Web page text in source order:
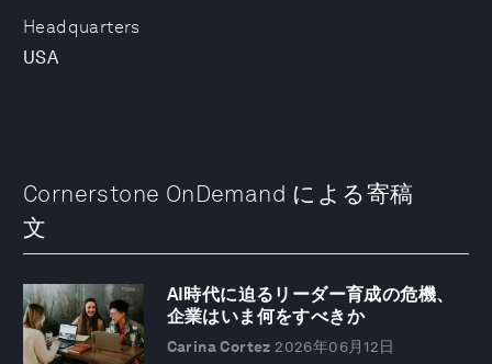
Headquarters
USA
Cornerstone OnDemand による寄稿
文
AI時代に迫るリーダー育成の危機、
企業はいま何をすべきか
Carina Cortez 2026年06月12日